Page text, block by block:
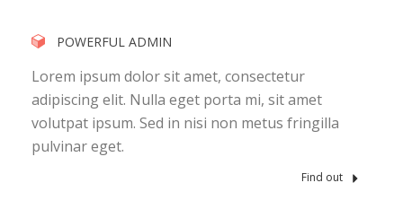
POWERFUL ADMIN
Lorem ipsum dolor sit amet, consectetur
adipiscing elit. Nulla eget porta mi, sit amet
volutpat ipsum. Sed in nisi non metus fringilla
pulvinar eget.
Find out